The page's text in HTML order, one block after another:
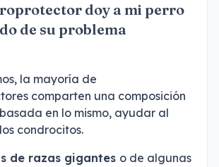
doy a mi perro
de su problema
la mayoría de
comparten una composición
en lo mismo, ayudar al
condrocitos.
de razas gigantes o de algunas